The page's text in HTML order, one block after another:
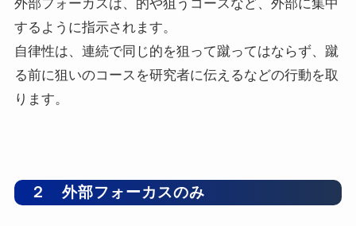
外部フォーカスは、的や狙うコースなど、外部に集中
するように指示されます。
自律性は、連続で同じ的を狙って蹴ってはならず、蹴
る前に狙いのコースを研究者に伝えるなどの行動を取
ります。
２ 外部フォーカスのみ